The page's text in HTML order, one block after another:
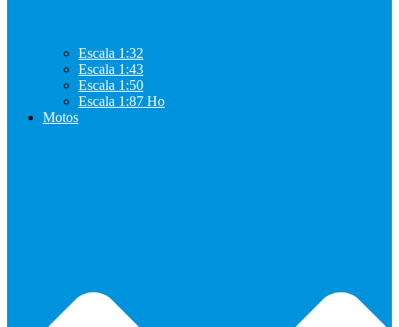
Escala 1:32
Escala 1:43
Escala 1:50
Escala 1:87 Ho
Motos